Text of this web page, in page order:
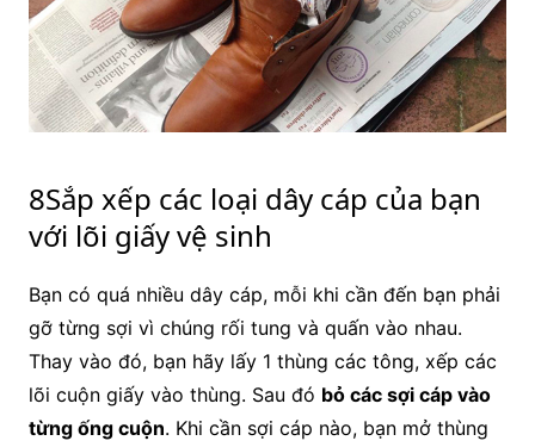
8Sắp xếp các loại dây cáp của bạn
với lõi giấy vệ sinh
Bạn có quá nhiều dây cáp, mỗi khi cần đến bạn phải
gỡ từng sợi vì chúng rối tung và quấn vào nhau.
Thay vào đó, bạn hãy lấy 1 thùng các tông, xếp các
lõi cuộn giấy vào thùng. Sau đó bỏ các sợi cáp vào
từng ống cuộn. Khi cần sợi cáp nào, bạn mở thùng